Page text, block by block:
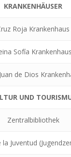
KRANKENHÄUSER
Roja Krankenhaus
Sofía Krankenhaus
de Dios
UND
Zentralbibliothek
la Juventud